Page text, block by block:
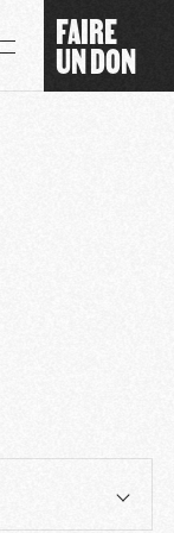
FAIRE
UN DON